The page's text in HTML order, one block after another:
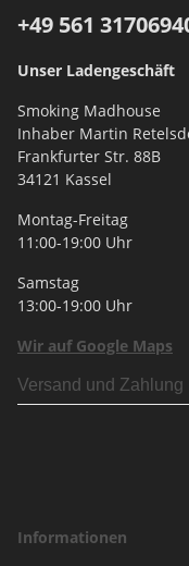
+49 561
Unser Ladengeschäft
Smoking Madhouse
Inhaber Martin
Frankfurter Str. 88B
34121 Kassel
Montag-Freitag
11:00-19:00 Uhr
Samstag
13:00-19:00 Uhr
Wir auf Google Maps
Versand und Zahlung
Informationen